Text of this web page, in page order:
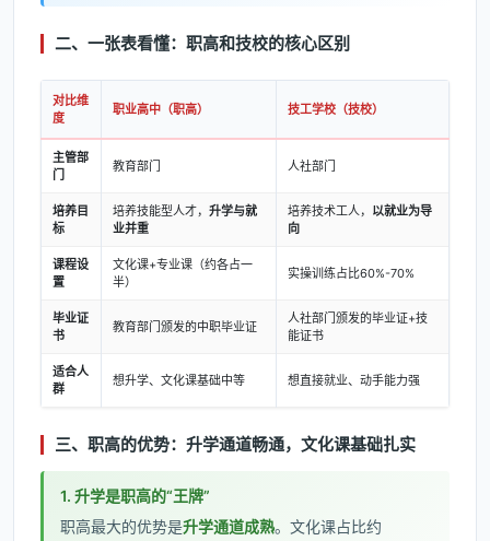
二、一张表看懂：职高和技校的核心区别
对比维
度
职业高中（职高） 技工学校（技校）
主管部
门
教育部门 人社部门
培养目
标
培养技能型人才， 升学与就
业并重
培养技术工人， 以就业为导
向
课程设
置
文化课+专业课（约各占一
半）
实操训练占比60%-70%
毕业证
书
教育部门颁发的中职毕业证
人社部门颁发的毕业证+技
能证书
适合人
群
想升学、文化课基础中等 想直接就业、动手能力强
三、职高的优势：升学通道畅通，文化课基础扎实
1. 升学是职高的“王牌”
职高最大的优势是升学通道成熟。文化课占比约